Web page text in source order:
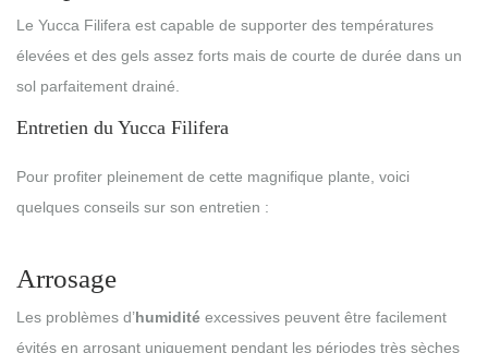
Le Yucca Filifera est capable de supporter des températures
élevées et des gels assez forts mais de courte de durée dans un
sol parfaitement drainé.
Entretien du Yucca Filifera
Pour profiter pleinement de cette magnifique plante, voici
quelques conseils sur son entretien :
Arrosage
Les problèmes d’humidité excessives peuvent être facilement
évités en arrosant uniquement pendant les périodes très sèches